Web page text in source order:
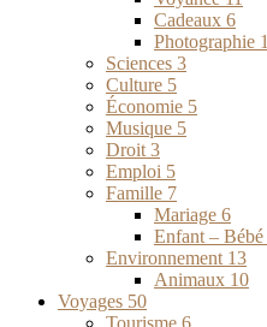
Cadeaux 6
Photographie 1
Sciences 3
Culture 5
Économie 5
Musique 5
Droit 3
Emploi 5
Famille 7
Mariage 6
Enfant – Bébé
Environnement 13
Animaux 10
Voyages 50
Tourisme 6